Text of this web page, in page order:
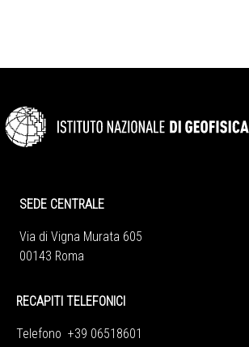
SEDE CENTRALE
Via di Vigna Murata 605
00143 Roma
RECAPITI TELEFONICI
Telefono +39 06518601